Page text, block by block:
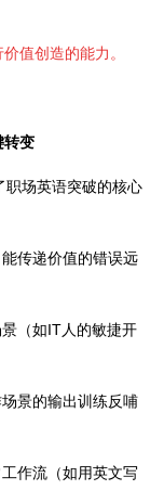
值创造的能力。
转变
职场英语突破的核心
传递价值的错误远
（如IT人的敏捷开
景的输出训练反哺
作流（如用英文写